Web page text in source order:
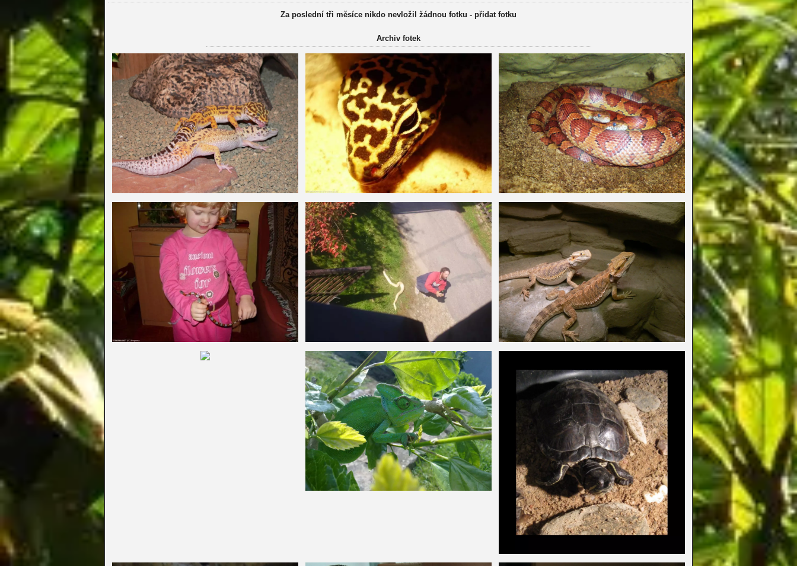
Za poslední tři měsíce nikdo nevložil žádnou fotku - přidat fotku
Archiv fotek